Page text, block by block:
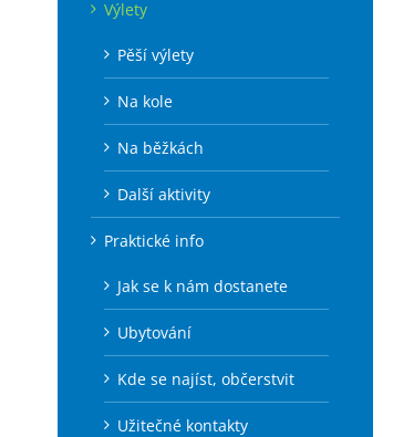
Výlety
Pěší výlety
Na kole
Na běžkách
Další aktivity
Praktické info
Jak se k nám dostanete
Ubytování
Kde se najíst, občerstvit
Užitečné kontakty